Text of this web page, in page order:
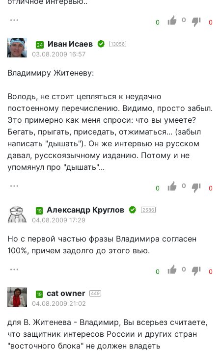
0 0 0
24 Иван Исаев 13056
03.08.2009 16:57
Владимиру Житеневу:
Володь, не стоит цепляться к неудачно
постоенному перечислению. Видимо, просто забыл.
Это примерно как меня спроси: что вы умеете?
Бегать, прыгать, приседать, отжиматься... (забыл
написать "дышать"). Он же интервью на русском
давал, русскоязычному изданию. Потому и не
упомянул про "дышать"...
0 0 0
19 Александр Круглов 2586
04.08.2009 17:29
Но с первой частью фразы Владимира согласен
100%, причем задолго до этого вью.
0 0 0
19 cat owner 449
04.08.2009 21:02
для В. Житенева - Владимир, Вы всерьез считаете,
что защитник интересов России и других стран
"восточного блока" не должен владеть